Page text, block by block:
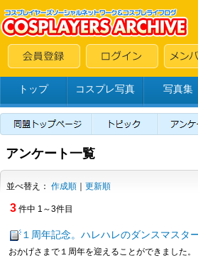
トップ コスプレ写真 写真集
アンケート一覧
並べ替え： 作成順 更新順
3 件中 1～3件目
１周年記念。ハレハレのダンスマスタ
おかげさまで１周年を迎えることができました